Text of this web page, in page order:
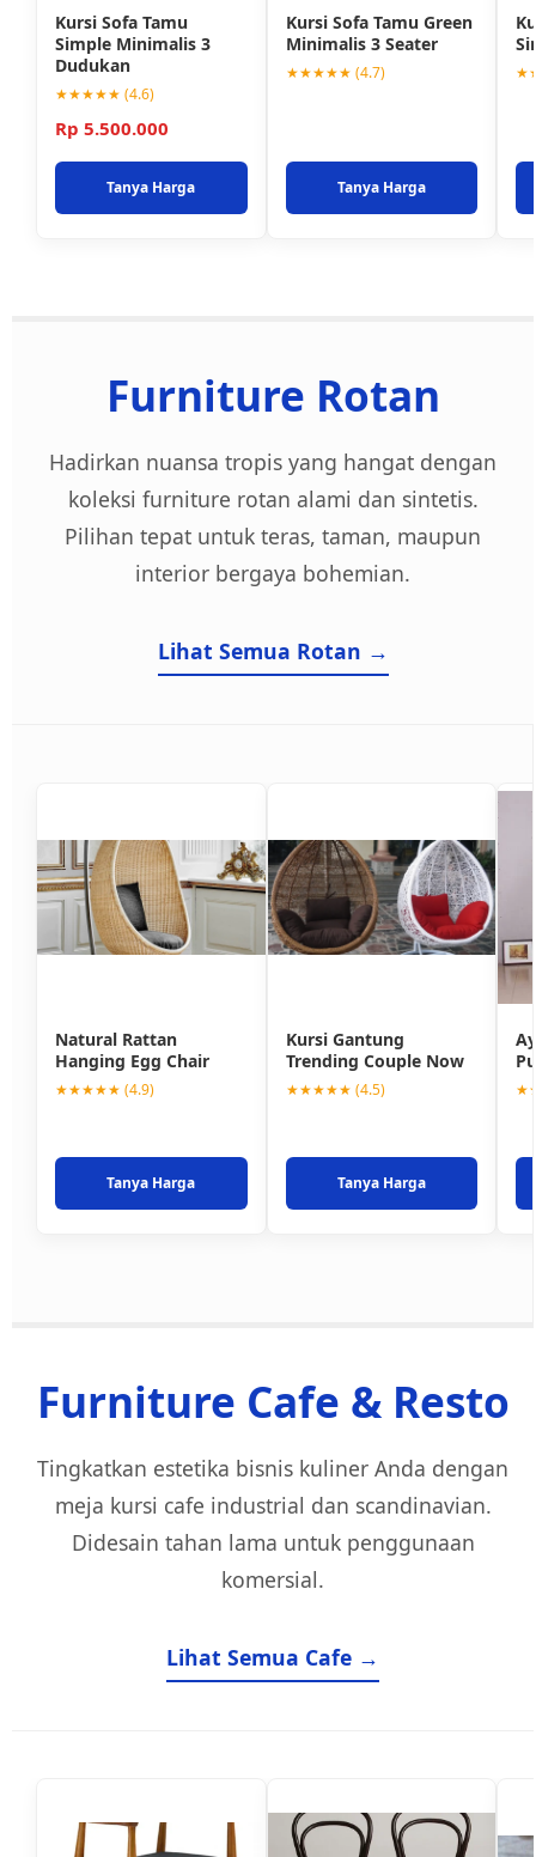
Kursi Sofa Tamu
Simple Minimalis 3
Dudukan
★★★★★ (4.6)
Rp 5.500.000
Tanya Harga
Kursi Sofa Tamu Green
Minimalis 3 Seater
★★★★★ (4.7)
Tanya Harga
Furniture Rotan
Hadirkan nuansa tropis yang hangat dengan
koleksi furniture rotan alami dan sintetis.
Pilihan tepat untuk teras, taman, maupun
interior bergaya bohemian.
Lihat Semua Rotan →
Natural Rattan
Hanging Egg Chair
★★★★★ (4.9)
Tanya Harga
Kursi Gantung
Trending Couple Now
★★★★★ (4.5)
Tanya Harga
Furniture Cafe & Resto
Tingkatkan estetika bisnis kuliner Anda dengan
meja kursi cafe industrial dan scandinavian.
Didesain tahan lama untuk penggunaan
komersial.
Lihat Semua Cafe →